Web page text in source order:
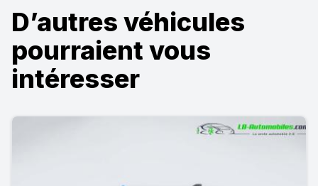
D’autres véhicules
pourraient vous
intéresser